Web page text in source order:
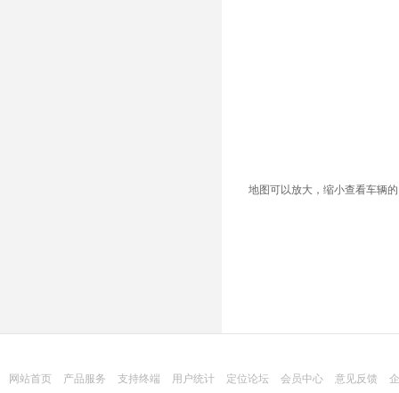
地图可以放大，缩小查看车辆
网站首页 产品服务 支持终端 用户统计 定位论坛 会员中心 意见反馈